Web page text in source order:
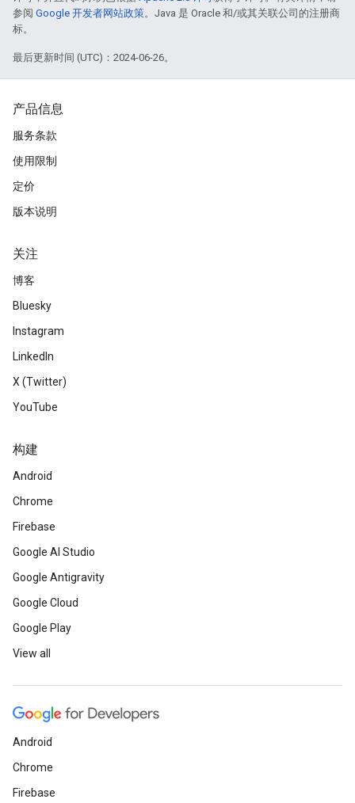
参阅 Google 开发者网站政策。Java 是 Oracle 和/或其关联公司的注册商
标。
最后更新时间 (UTC)：2024-06-26。
产品信息
服务条款
使用限制
定价
版本说明
关注
博客
Bluesky
Instagram
LinkedIn
X (Twitter)
YouTube
构建
Android
Chrome
Firebase
Google AI Studio
Google Antigravity
Google Cloud
Google Play
View all
Android
Chrome
Firebase